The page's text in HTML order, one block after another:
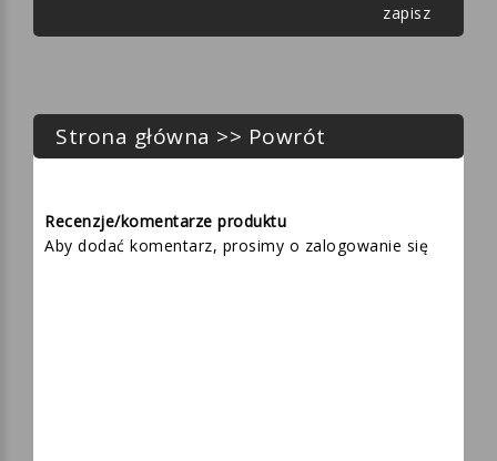
zapisz
Strona główna >> Powrót
Recenzje/komentarze produktu
Aby dodać komentarz, prosimy o zalogowanie się